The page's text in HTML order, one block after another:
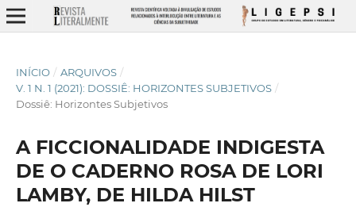
INÍCIO / ARQUIVOS /
V. 1 N. 1 (2021): DOSSIÊ: HORIZONTES SUBJETIVOS /
Dossiê: Horizontes Subjetivos
A FICCIONALIDADE INDIGESTA
DE O CADERNO ROSA DE LORI
LAMBY, DE HILDA HILST